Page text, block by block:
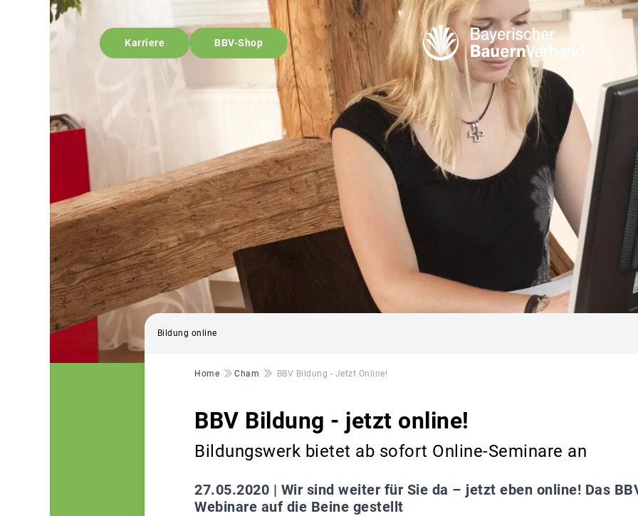
Karriere BBV-Shop
Bildung online
Pfadnavigation
Home Cham BBV Bildung - Jetzt Online!
BBV Bildung - jetzt online!
Bildungswerk bietet ab sofort Online-Seminare an
27.05.2020 | Wir sind weiter für Sie da – jetzt eben online! Das
Webinare auf die Beine gestellt